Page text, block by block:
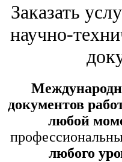
Заказать
научно-
документов
любой
любого